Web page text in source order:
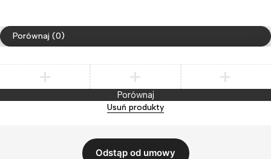
Porównaj (0)
Porównaj
Usuń produkty